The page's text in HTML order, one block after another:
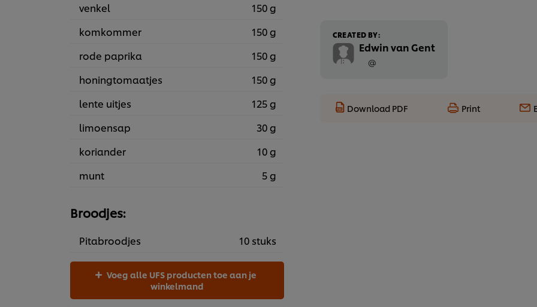
venkel
150 g
komkommer
150 g
rode paprika
150 g
honingtomaatjes
150 g
lente uitjes
125 g
limoensap
30 g
koriander
10 g
munt
5 g
Broodjes:
Pitabroodjes 10 stuks
winkelmand
CREATED BY:
Edwin van Gent
@
Download PDF Print